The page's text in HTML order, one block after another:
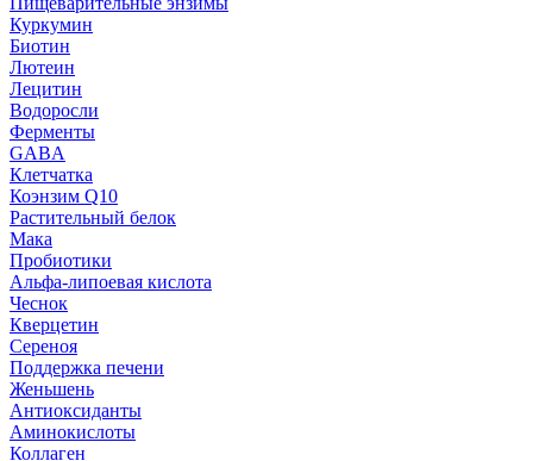
Куркумин
Биотин
Лютеин
Лецитин
Водоросли
Ферменты
GABA
Клетчатка
Коэнзим Q10
Растительный белок
Мака
Пробиотики
Альфа-липоевая кислота
Чеснок
Кверцетин
Сереноя
Поддержка печени
Женьшень
Антиоксиданты
Аминокислоты
Коллаген